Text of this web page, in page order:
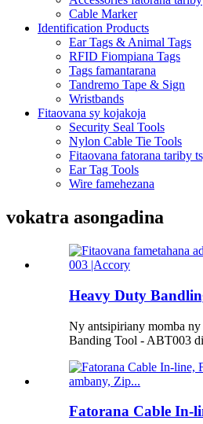
Cable Marker
Identification Products
Ear Tags & Animal Tags
RFID Fiompiana Tags
Tags famantarana
Tandremo Tape & Sign
Wristbands
Fitaovana sy kojakoja
Security Seal Tools
Nylon Cable Tie Tools
Fitaovana fatorana tariby
Ear Tag Tools
Wire famehezana
vokatra asongadina
Heavy Duty
Ny antsipiriany momba
Banding Tool - ABT003
Fatorana Cable In-